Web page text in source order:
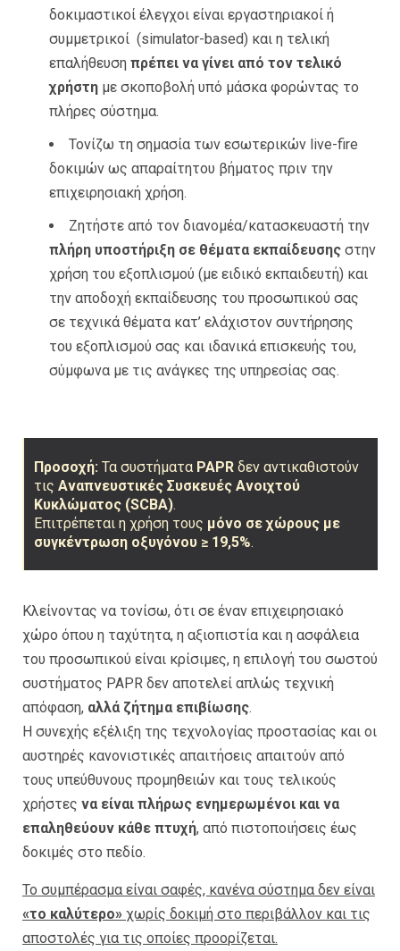
δοκιμαστικοί έλεγχοι είναι εργαστηριακοί ή
συμμετρικοί (simulator-based) και η τελική
επαλήθευση πρέπει να γίνει από τον τελικό
χρήστη με σκοποβολή υπό μάσκα φορώντας το
πλήρες σύστημα.
Τονίζω τη σημασία των εσωτερικών live-fire
δοκιμών ως απαραίτητου βήματος πριν την
επιχειρησιακή χρήση.
Ζητήστε από τον διανομέα/κατασκευαστή την
πλήρη υποστήριξη σε θέματα εκπαίδευσης στην
χρήση του εξοπλισμού (με ειδικό εκπαιδευτή) και
την αποδοχή εκπαίδευσης του προσωπικού σας
σε τεχνικά θέματα κατ’ ελάχιστον συντήρησης
του εξοπλισμού σας και ιδανικά επισκευής του,
σύμφωνα με τις ανάγκες της υπηρεσίας σας.
Προσοχή:Τα συστήματα PAPR δεν αντικαθιστούν
τιςΑναπνευστικές Συσκευές Ανοιχτού
Κυκλώματος (SCBA).
Επιτρέπεται η χρήση τους μόνο σε χώρους με
συγκέντρωση οξυγόνου ≥ 19,5%.
Κλείνοντας να τονίσω, ότι σε έναν επιχειρησιακό
χώρο όπου η ταχύτητα, η αξιοπιστία και η ασφάλεια
του προσωπικού είναι κρίσιμες, η επιλογή του σωστού
συστήματος PAPR δεν αποτελεί απλώς τεχνική
απόφαση, αλλά ζήτημα επιβίωσης.
Η συνεχής εξέλιξη της τεχνολογίας προστασίας και οι
αυστηρές κανονιστικές απαιτήσεις απαιτούν από
τους υπεύθυνους προμηθειών και τους τελικούς
χρήστες να είναι πλήρως ενημερωμένοι και να
επαληθεύουν κάθε πτυχή, από πιστοποιήσεις έως
δοκιμές στο πεδίο.
Το συμπέρασμα είναι σαφές, κανένα σύστημα δεν είναι
«το καλύτερο» χωρίς δοκιμή στο περιβάλλον και τις
αποστολές για τις οποίες προορίζεται.